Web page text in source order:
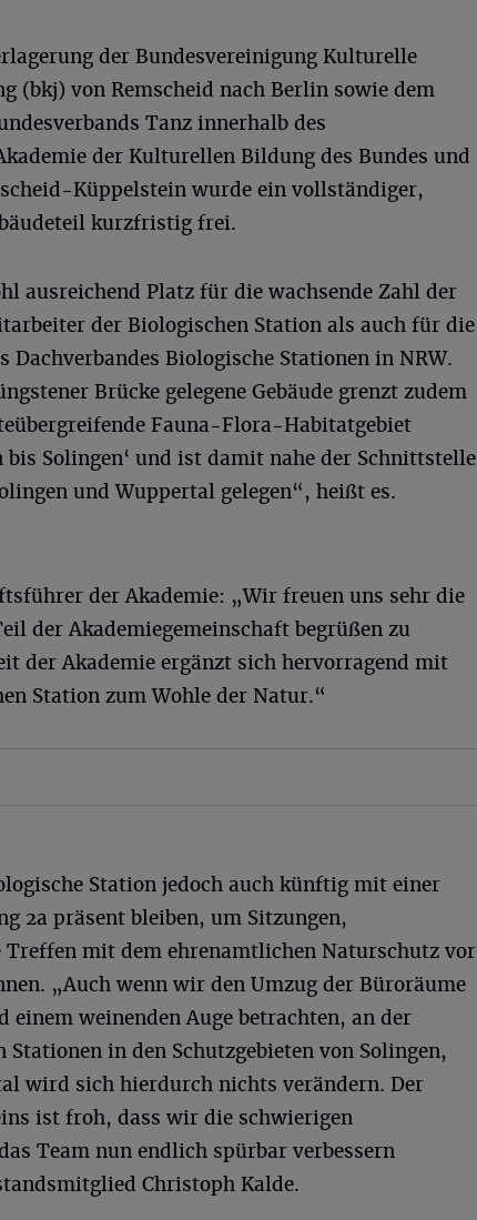
der Bundesvereinigung Kulturelle
(bkj) von Remscheid nach Berlin sowie dem
Tanz innerhalb des
der Kulturellen Bildung des Bundes und
Küppelstein wurde ein vollständiger,
kurzfristig frei.
ausreichend Platz für die wachsende Zahl der
der Biologischen Station als auch für die
Dachverbandes Biologische Stationen in NRW.
Brücke gelegene Gebäude grenzt zudem
Fauna-Flora-Habitatgebiet
bis Solingen‘ und ist damit nahe der Schnittstelle
und Wuppertal gelegen“, heißt es.
der Akademie: „Wir freuen uns sehr die
der Akademiegemeinschaft begrüßen zu
der Akademie ergänzt sich hervorragend mit
Station zum Wohle der Natur.“
Station jedoch auch künftig mit einer
2a präsent bleiben, um Sitzungen,
Treffen mit dem ehrenamtlichen Naturschutz vor
„Auch wenn wir den Umzug der Büroräume
einem weinenden Auge betrachten, an der
Stationen in den Schutzgebieten von Solingen,
wird sich hierdurch nichts verändern. Der
ist froh, dass wir die schwierigen
Team nun endlich spürbar verbessern
Christoph Kalde.